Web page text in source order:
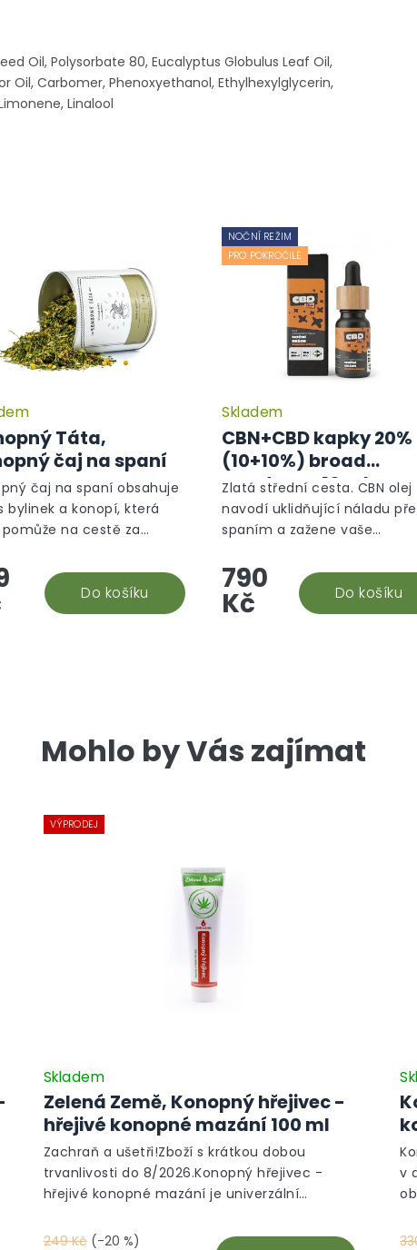
Oil, Polysorbate 80, Eucalyptus Globulus Leaf Oil,
Oil, Carbomer, Phenoxyethanol, Ethylhexylglycerin,
Linalool
Táta,
čaj na spaní
Do košíku
čaj na spaní obsahuje
bylinek a konopí, která
na cestě za
záruka kvality!
NOČNÍ REŽIM
PRO POKROČILÉ
CBN+CBD kapky 20%
(10+10%) broad
spectrum, 10 ml -
Noční režim
Skladem
790
Kč Do košíku
Zlatá střední cesta. CBN olej
navodí uklidňující náladu
spaním a zažene vaše
studie naznačují, že
tvorbě melatoninu a dokáže...
Mohlo by Vás zajímat
VÝPRODEJ
Zelená Země, Konopný hřejivec -
hřejivé konopné mazání 100 ml
Skladem
249 Kč (-20 %)
Zachraň a ušetři!Zboží s krátkou dobou
trvanlivosti do 8/2026.Konopný hřejivec -
hřejivé konopné mazání je univerzální
konopným olejem a výtažkem z chilli, díky
v